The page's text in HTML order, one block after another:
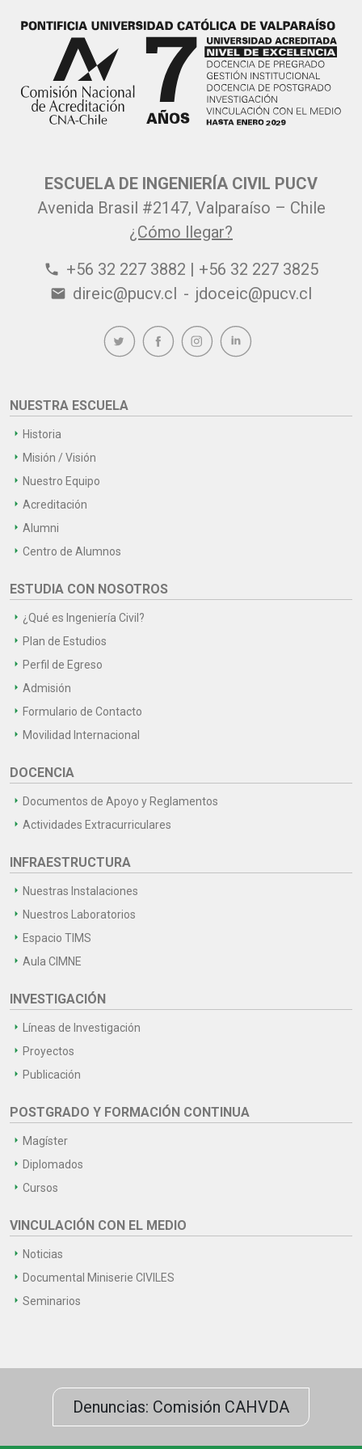
ESCUELA DE INGENIERÍA CIVIL PUCV
Avenida Brasil #2147, Valparaíso – Chile
¿Cómo llegar?
phone +56 32 227 3882 | +56 32 227 3825
email direic@pucv.cl - jdoceic@pucv.cl
NUESTRA ESCUELA
Historia
Misión / Visión
Nuestro Equipo
Acreditación
Alumni
Centro de Alumnos
ESTUDIA CON NOSOTROS
¿Qué es Ingeniería Civil?
Plan de Estudios
Perfil de Egreso
Admisión
Formulario de Contacto
Movilidad Internacional
DOCENCIA
Documentos de Apoyo y Reglamentos
Actividades Extracurriculares
INFRAESTRUCTURA
Nuestras Instalaciones
Nuestros Laboratorios
Espacio TIMS
Aula CIMNE
INVESTIGACIÓN
Líneas de Investigación
Proyectos
Publicación
POSTGRADO Y FORMACIÓN CONTINUA
Magíster
Diplomados
Cursos
VINCULACIÓN CON EL MEDIO
Noticias
Documental Miniserie CIVILES
Seminarios
Denuncias: Comisión CAHVDA